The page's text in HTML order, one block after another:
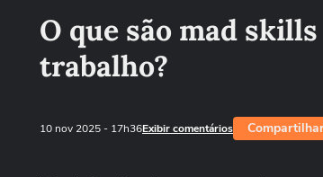
O que são mad
trabalho?
10 nov 2025- 17h36Exibir comentários Compartilhar